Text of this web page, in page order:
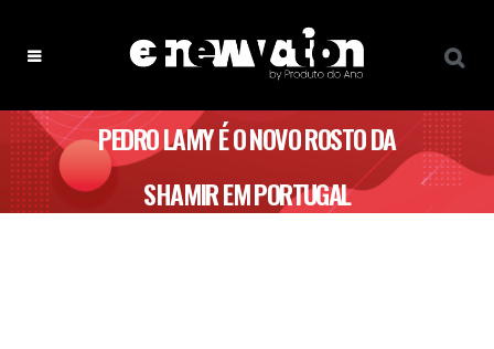
PEDRO LAMY É O NOVO ROSTO DA
SHAMIR EM PORTUGAL